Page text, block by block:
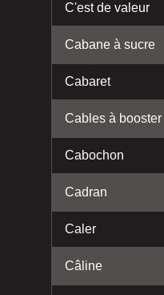
C'est de valeur
Cabane à sucre
Cabaret
Cables à booster
Cabochon
Cadran
Caler
Câline